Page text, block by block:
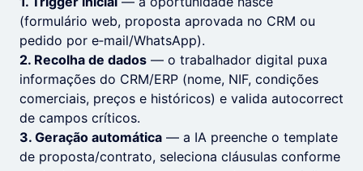
(formulário web, proposta aprovada no CRM ou
pedido por e‑mail/WhatsApp).
2. Recolha de dados — o trabalhador digital puxa
informações do CRM/ERP (nome, NIF, condições
comerciais, preços e históricos) e valida autocorrect
de campos críticos.
3. Geração automática — a IA preenche o template
de proposta/contrato, seleciona cláusulas conforme